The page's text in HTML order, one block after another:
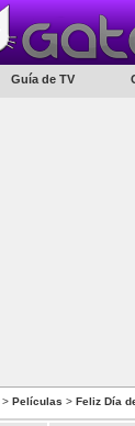
Guía de TV
> Películas > Feliz Día